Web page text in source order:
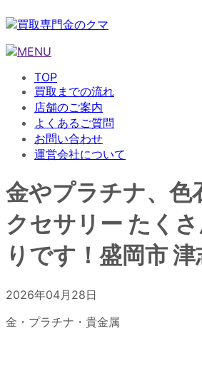
TOP
買取までの流れ
店舗のご案内
よくあるご質問
お問い合わせ
運営会社について
金やプラチナ、色
クセサリー たく
りです！盛岡市
2026年04月28日
金・プラチナ・貴金属